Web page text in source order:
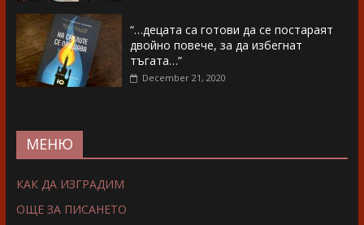
“…децата са готови да се постараят
двойно повече, за да избегнат
тъгата…”
December 21, 2020
МЕНЮ
КАК ДА ИЗГРАДИМ
ОЩЕ ЗА ПИСАНЕТО